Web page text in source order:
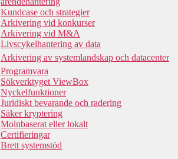
Kundcase och strategier
Arkivering vid konkurser
Arkivering vid M&A
Livscykelhantering av data
Arkivering av systemlandskap och datacenter
Programvara
Sökverktyget ViewBox
Nyckelfunktioner
Juridiskt bevarande och radering
Säker kryptering
Molnbaserat eller lokalt
Certifieringar
Brett systemstöd